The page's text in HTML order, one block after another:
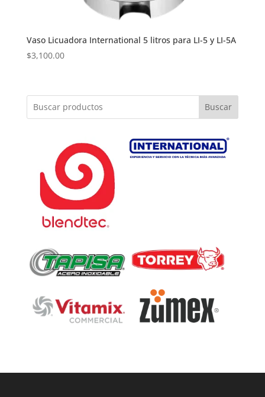
Vaso Licuadora International 5 litros para LI-5 y LI-5A
$3,100.00
Buscar